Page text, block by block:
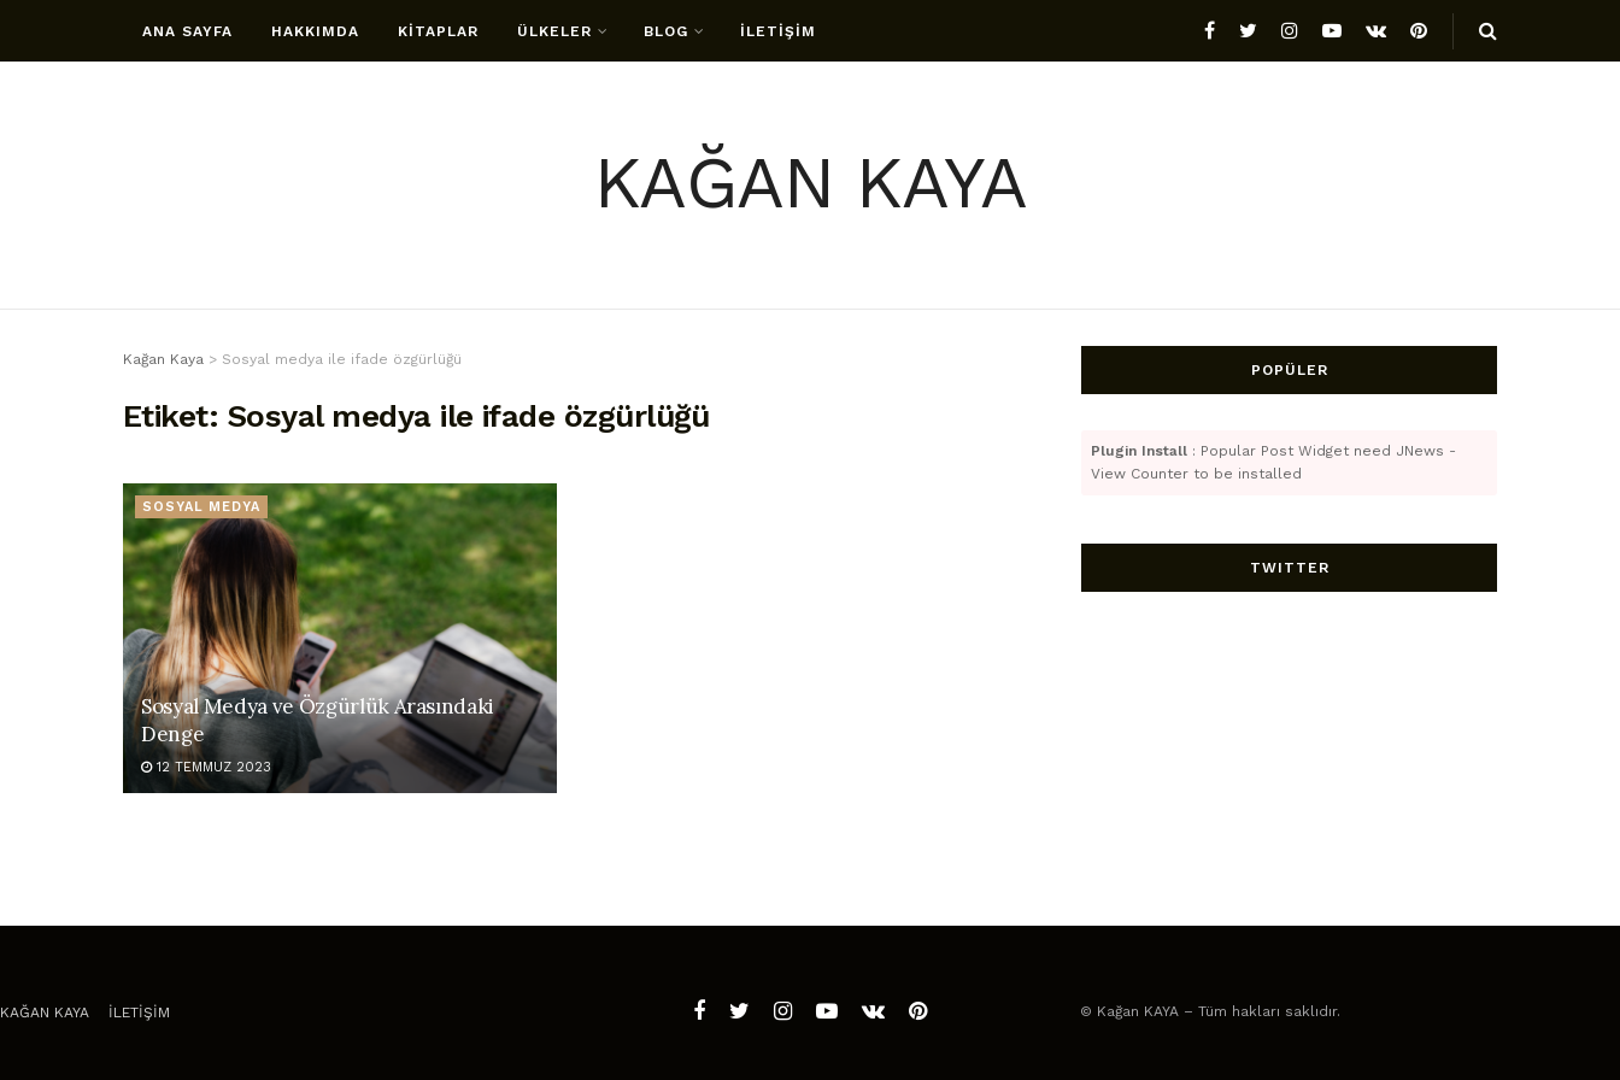
ANA SAYFA HAKKIMDA KİTAPLAR ÜLKELER BLOG İLETİŞİM
KAĞAN KAYA
Kağan Kaya > Sosyal medya ile ifade özgürlüğü
Etiket: Sosyal medya ile ifade özgürlüğü
SOSYAL MEDYA
Sosyal Medya ve Özgürlük Arasındaki
Denge
12 TEMMUZ 2023
POPÜLER
Plugin Install : Popular Post Widget need JNews -
View Counter to be installed
TWITTER
KAĞAN KAYA İLETİŞİM © Kağan KAYA – Tüm hakları saklıdır.